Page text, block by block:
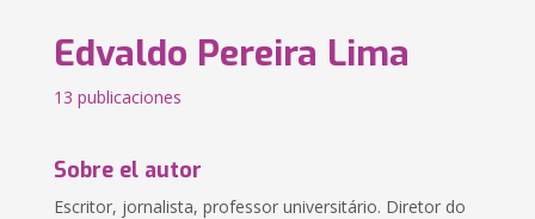
Edvaldo Pereira Lima
13 publicaciones
Sobre el autor
Escritor, jornalista, professor universitário. Diretor do